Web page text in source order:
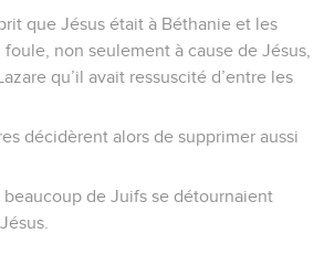
que Jésus était à Béthanie et les
non seulement à cause de Jésus,
qu’il avait ressuscité d’entre les
décidèrent alors de supprimer aussi
beaucoup de Juifs se détournaient